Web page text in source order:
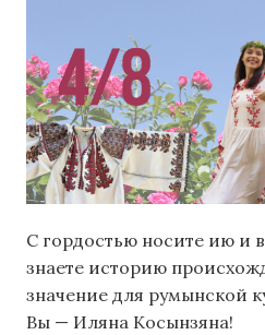
С гордостью носите ию и
знаете историю
значение для румынской
Вы — Иляна Косынзяна!